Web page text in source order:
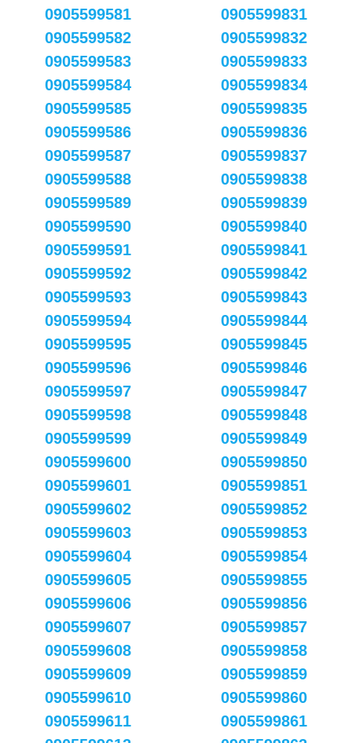
0905599581
0905599582
0905599583
0905599584
0905599585
0905599586
0905599587
0905599588
0905599589
0905599590
0905599591
0905599592
0905599593
0905599594
0905599595
0905599596
0905599597
0905599598
0905599599
0905599600
0905599601
0905599602
0905599603
0905599604
0905599605
0905599606
0905599607
0905599608
0905599609
0905599610
0905599611
0905599831
0905599832
0905599833
0905599834
0905599835
0905599836
0905599837
0905599838
0905599839
0905599840
0905599841
0905599842
0905599843
0905599844
0905599845
0905599846
0905599847
0905599848
0905599849
0905599850
0905599851
0905599852
0905599853
0905599854
0905599855
0905599856
0905599857
0905599858
0905599859
0905599860
0905599861